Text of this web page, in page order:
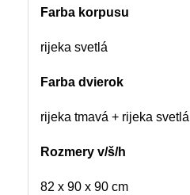
Farba korpusu
rijeka svetlá
Farba dvierok
rijeka tmavá + rijeka svetlá
Rozmery v/š/h
82 x 90 x 90 cm